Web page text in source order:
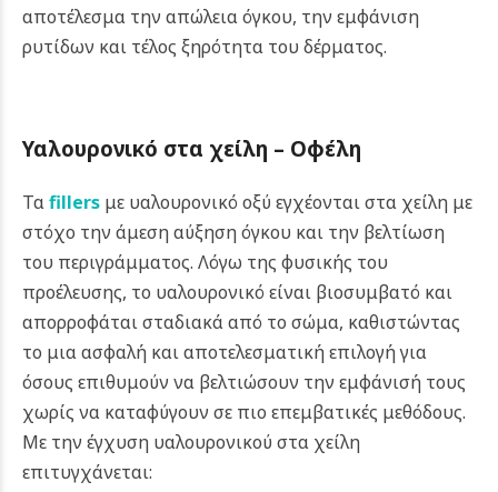
αποτέλεσμα την απώλεια όγκου, την εμφάνιση
ρυτίδων και τέλος ξηρότητα του δέρματος.
Υαλουρονικό στα χείλη – Οφέλη
Ταfillers με υαλουρονικό οξύ εγχέονται στα χείλη με
στόχο την άμεση αύξηση όγκου και την βελτίωση
του περιγράμματος. Λόγω της φυσικής του
προέλευσης, το υαλουρονικό είναι βιοσυμβατό και
απορροφάται σταδιακά από το σώμα, καθιστώντας
το μια ασφαλή και αποτελεσματική επιλογή για
όσους επιθυμούν να βελτιώσουν την εμφάνισή τους
χωρίς να καταφύγουν σε πιο επεμβατικές μεθόδους.
Με την έγχυση υαλουρονικού στα χείλη
επιτυγχάνεται: